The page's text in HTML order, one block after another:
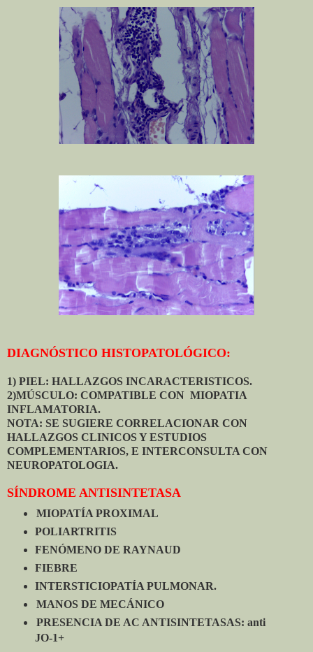
DIAGNÓSTICO HISTOPATOLÓGICO:
1) PIEL: HALLAZGOS INCARACTERISTICOS.
2)MÚSCULO: COMPATIBLE CON MIOPATIA
INFLAMATORIA.
NOTA: SE SUGIERE CORRELACIONAR CON
HALLAZGOS CLINICOS Y ESTUDIOS
COMPLEMENTARIOS, E INTERCONSULTA CON
NEUROPATOLOGIA.
SÍNDROME ANTISINTETASA
MIOPATÍA PROXIMAL
POLIARTRITIS
FENÓMENO DE RAYNAUD
FIEBRE
INTERSTICIOPATÍA PULMONAR.
MANOS DE MECÁNICO
PRESENCIA DE AC ANTISINTETASAS: anti
JO-1+